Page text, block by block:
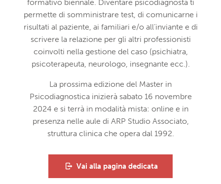
formativo biennale. Diventare psicodiagnosta ti
permette di somministrare test, di comunicarne i
risultati al paziente, ai familiari e/o all’inviante e di
scrivere la relazione per gli altri professionisti
coinvolti nella gestione del caso (psichiatra,
psicoterapeuta, neurologo, insegnante ecc.).
La prossima edizione del Master in
Psicodiagnostica inizierà sabato 16 novembre
2024 e si terrà in modalità mista: online e in
presenza nelle aule di ARP Studio Associato,
struttura clinica che opera dal 1992.
Vai alla pagina dedicata